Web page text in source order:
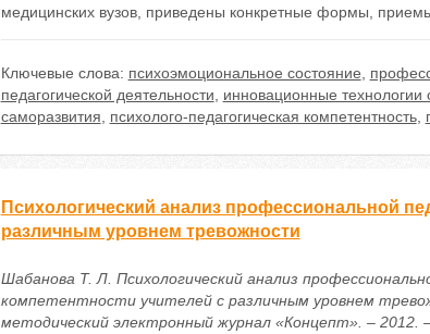
медицинских вузов, приведены конкретные формы,
Ключевые слова: психоэмоциональное состояние
педагогической деятельности
инновационные технологии
саморазвития
психолого-педагогическая компетентность,
Психологический анализ профессиональной
различным уровнем тревожности
Шабанова Т. Л. Психологический анализ
компетентности учителей с различным уровнем
методический электронный журнал «Концепт». – 2012.